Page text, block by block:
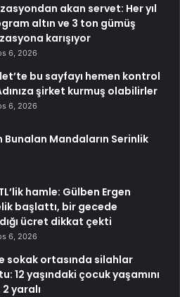
akan servet: Her yıl
altın ve 3 ton gümüş
karışıyor
6, 2026
bu sayfayı hemen kontrol
şirket kurmuş olabilirler
6, 2026
Bunalan Mandaların Serinlik
hamle: Gülben Ergen
başlattı, bir gecede
ücret dikkat çekti
6, 2026
sokak ortasında silahlar
12 yaşındaki çocuk yaşamını
yaralı